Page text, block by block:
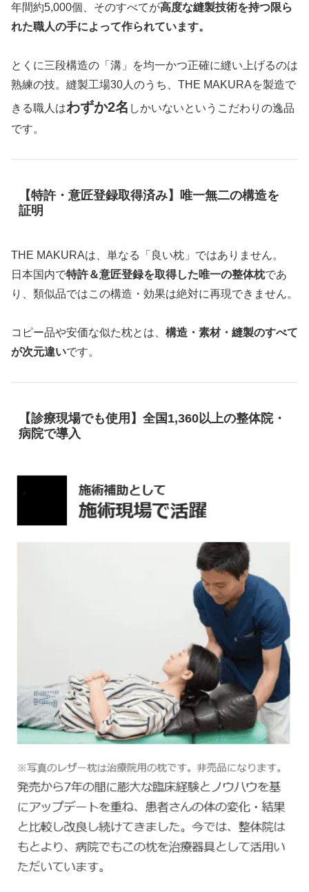
年間約5,000個、そのすべてが高度な縫製技術を持つ限ら
れた職人の手によって作られています。
とくに三段構造の「溝」を均一かつ正確に縫い上げるのは
熟練の技。縫製工場30人のうち、THE MAKURAを製造で
きる職人はわずか2名 しかいないというこだわりの逸品
です。
【特許・意匠登録取得済み】唯一無二の構造を
証明
THE MAKURAは、単なる「良い枕」ではありません。
日本国内で特許＆意匠登録を取得した唯一の整体枕であ
り、類似品ではこの構造・効果は絶対に再現できません。
コピー品や安価な似た枕とは、 構造・素材・縫製のすべて
が次元違いです。
【診療現場でも使用】全国1,360以上の整体院・
病院で導入